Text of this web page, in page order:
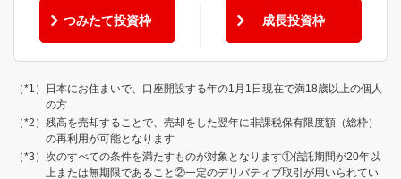
つみたて投資枠 成長投資枠
日本にお住まいで、口座開設する年の1月1日現在で満18歳以上の個人
の方
残高を売却することで、売却をした翌年に非課税保有限度額（総枠）
の再利用が可能となります
次のすべての条件を満たすものが対象となります①信託期間が20年以
上または無期限であること②一定のデリバティブ取引が用いられてい